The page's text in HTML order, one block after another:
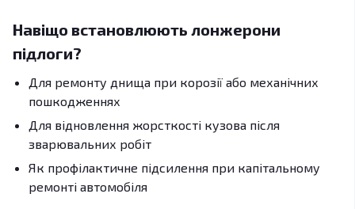
Навіщо встановлюють лонжерони
підлоги?
Для ремонту днища при корозії або механічних
пошкодженнях
Для відновлення жорсткості кузова після
зварювальних робіт
Як профілактичне підсилення при капітальному
ремонті автомобіля